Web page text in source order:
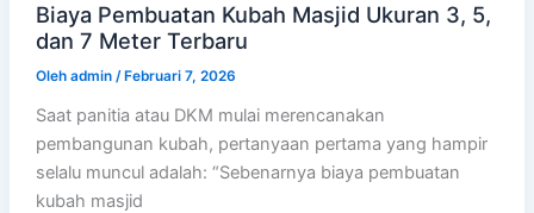
Biaya Pembuatan Kubah Masjid Ukuran 3, 5,
dan 7 Meter Terbaru
Oleh admin /Februari 7, 2026
Saat panitia atau DKM mulai merencanakan
pembangunan kubah, pertanyaan pertama yang hampir
selalu muncul adalah: “Sebenarnya biaya pembuatan
kubah masjid